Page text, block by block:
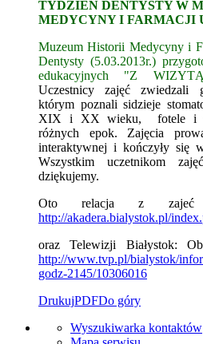
TYDZIEŃ DENTYSTY W
MEDYCYNY I FARMACJI
Muzeum Historii Medycyny i
Dentysty (5.03.2013r.)
edukacyjnych "Z
Uczestnicy zajęć zwiedzali
którym poznali sidzieje
XIX i XX wieku, fotele i
różnych epok. Zajęcia
interaktywnej i kończyły się
Wszystkim uczetnikom
dziękujemy.
Oto relacja z zajeć
http://akadera.bialystok.pl/
oraz Telewizji Białystok:
http://www.tvp.pl/bialystok/
godz-2145/10306016
DrukujPDFDo góry
Wyszukiwarka kontaktów